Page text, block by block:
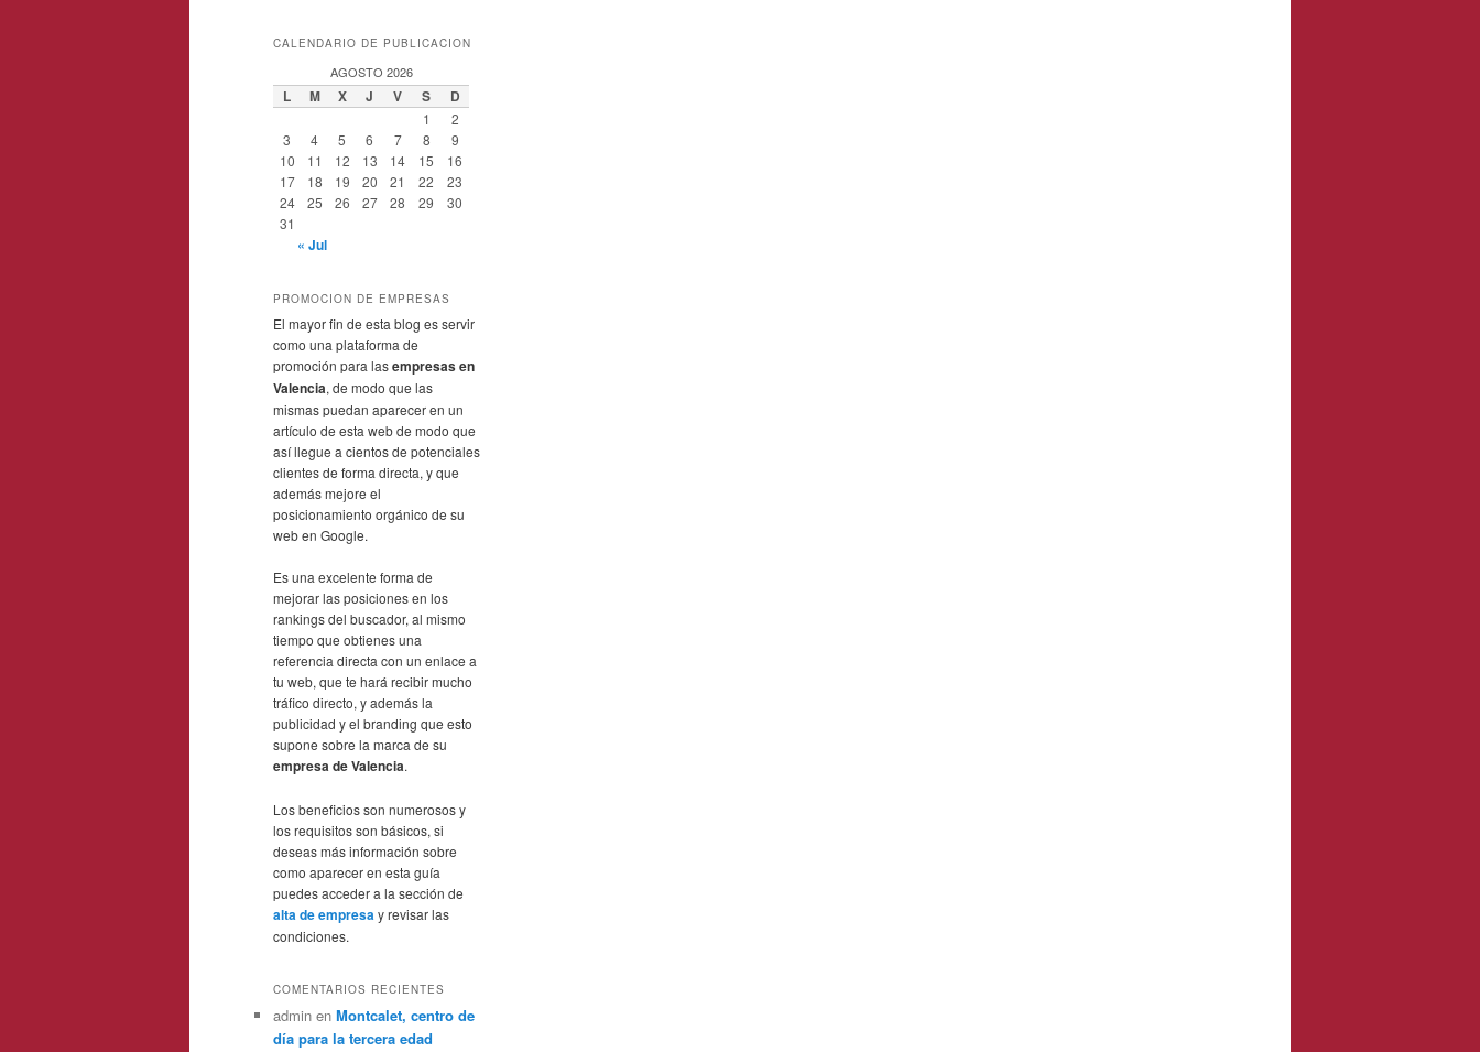
CALENDARIO DE PUBLICACION
AGOSTO 2026
L M X J V S D
1
2
3
4 5 6 7 8
9
10
11 12 13 14 15
16
17
18 19 20 21 22
23
24
25 26 27 28 29
30
31
« Jul
PROMOCION DE EMPRESAS
El mayor fin de esta blog es servir
como una plataforma de
promoción para lasempresas en
Valencia, de modo que las
mismas puedan aparecer en un
artículo de esta web de modo que
así llegue a cientos de potenciales
clientes de forma directa, y que
además mejore el
posicionamiento orgánico de su
web en Google.
Es una excelente forma de
mejorar las posiciones en los
rankings del buscador, al mismo
tiempo que obtienes una
referencia directa con un enlace a
tu web, que te hará recibir mucho
tráfico directo, y además la
publicidad y el branding que esto
supone sobre la marca de su
empresa de Valencia.
Los beneficios son numerosos y
los requisitos son básicos, si
deseas más información sobre
como aparecer en esta guía
puedes acceder a la sección de
alta de empresay revisar las
condiciones.
COMENTARIOS RECIENTES
admin en Montcalet, centro de
día para la tercera edad